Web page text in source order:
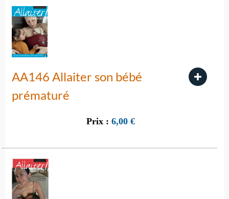
AA146 Allaiter son bébé
prématuré
Prix : 6,00 €